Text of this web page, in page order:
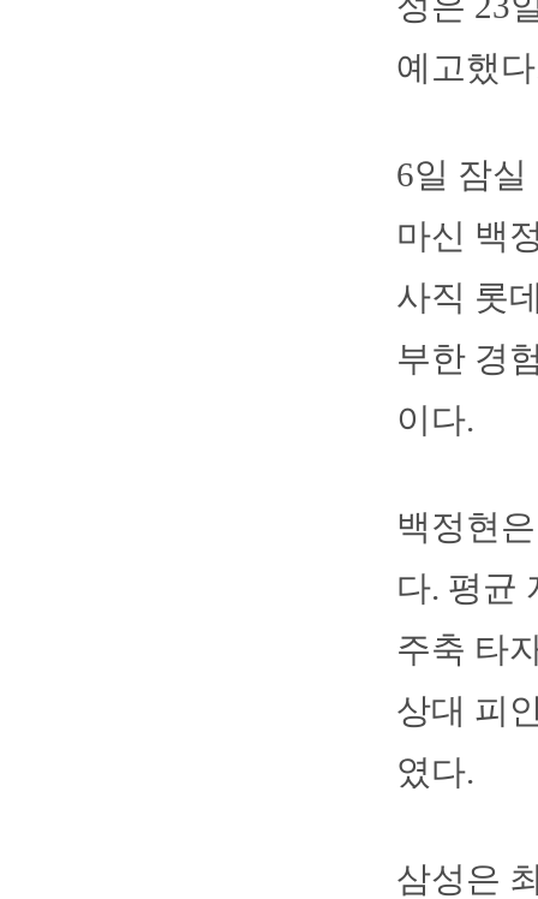
예고했
6일 잠
마신 백
사직 롯
부한 경
이다.
백정현
다. 평균
주축 타
상대 피
였다.
삼성은